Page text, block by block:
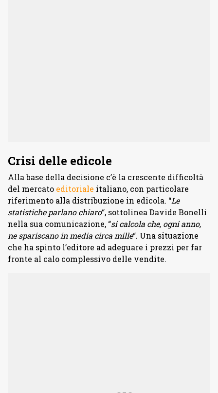
Crisi delle edicole
Alla base della decisione c’è la crescente difficoltà
del mercato editoriale italiano, con particolare
riferimento alla distribuzione in edicola. “Le
statistiche parlano chiaro“, sottolinea Davide Bonelli
nella sua comunicazione, “si calcola che, ogni anno,
ne spariscano in media circa mille“. Una situazione
che ha spinto l’editore ad adeguare i prezzi per far
fronte al calo complessivo delle vendite.